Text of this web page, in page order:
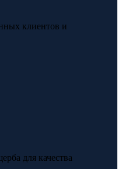
клиентов и
для качества